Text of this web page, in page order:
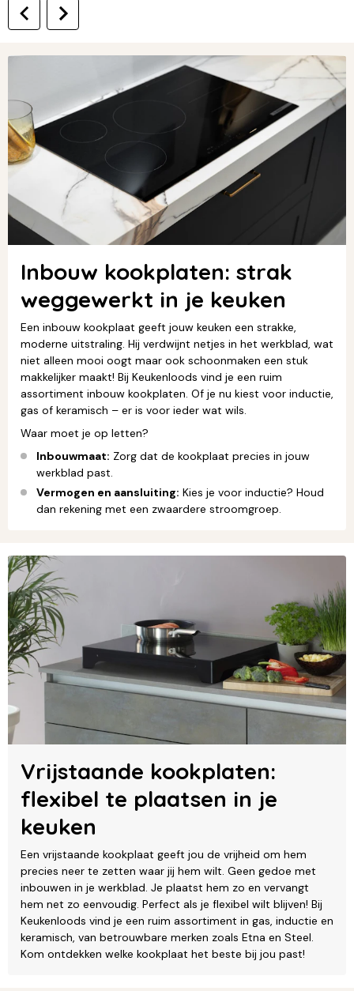
Inbouw kookplaten: strak
weggewerkt in je keuken
Een inbouw kookplaat geeft jouw keuken een strakke,
moderne uitstraling. Hij verdwijnt netjes in het werkblad, wat
niet alleen mooi oogt maar ook schoonmaken een stuk
makkelijker maakt! Bij Keukenloods vind je een ruim
assortiment inbouw kookplaten. Of je nu kiest voor inductie,
gas of keramisch – er is voor ieder wat wils.
Waar moet je op letten?
Inbouwmaat: Zorg dat de kookplaat precies in jouw
werkblad past.
Vermogen en aansluiting: Kies je voor inductie? Houd
dan rekening met een zwaardere stroomgroep.
Vrijstaande kookplaten:
flexibel te plaatsen in je
keuken
Een vrijstaande kookplaat geeft jou de vrijheid om hem
precies neer te zetten waar jij hem wilt. Geen gedoe met
inbouwen in je werkblad. Je plaatst hem zo en vervangt
hem net zo eenvoudig. Perfect als je flexibel wilt blijven! Bij
Keukenloods vind je een ruim assortiment in gas, inductie en
keramisch, van betrouwbare merken zoals Etna en Steel.
Kom ontdekken welke kookplaat het beste bij jou past!